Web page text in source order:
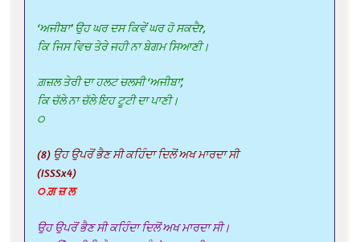
‘ਅਜੀਬਾ’ ਉਹ ਘਰ ਦਸ ਕਿਵੇਂ ਘਰ ਹੋ ਸਕਦੈ?,
ਕਿ ਜਿਸ ਵਿਚ ਤੇਰੇ ਜਹੀ ਨਾ ਬੇਗਮ ਸਿਆਣੀ।
ਗ਼ਜ਼ਲ ਤੇਰੀ ਦਾ ਹਲਟ ਚਲਸੀ ‘ਅਜੀਬਾ’,
ਕਿ ਚੱਲੇ ਨਾ ਚੱਲੇ ਇਹ ਟੂਟੀ ਦਾ ਪਾਣੀ।
੦
(8) ਉਹ ਉਪਰੋਂ ਭੈਣ ਸੀ ਕਹਿੰਦਾ ਦਿਲੋਂ ਅਖ ਮਾਰਦਾ ਸੀ
(ISSSx4)
੦ ਗ਼ ਜ਼ ਲ
ਉਹ ਉਪਰੋਂ ਭੈਣ ਸੀ ਕਹਿੰਦਾ ਦਿਲੋਂ ਅਖ ਮਾਰਦਾ ਸੀ।